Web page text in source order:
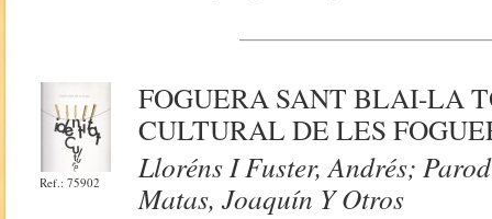
Ref.: 75902
FOGUERA SANT BLAI-LA
CULTURAL DE LES
Lloréns I Fuster, Andrés;
Matas, Joaquín Y Otros